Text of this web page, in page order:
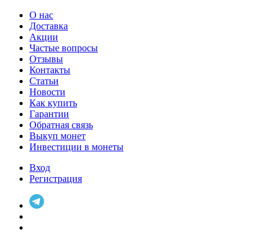
О нас
Доставка
Акции
Частые вопросы
Отзывы
Контакты
Статьи
Новости
Как купить
Гарантии
Обратная связь
Выкуп монет
Инвестиции в монеты
Вход
Регистрация